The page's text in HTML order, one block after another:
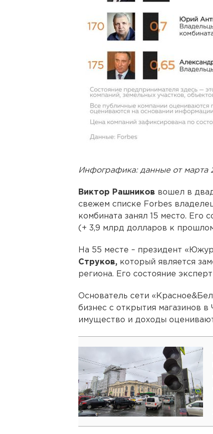
Инфографика: данные от марта
Виктор Рашников вошел в
свежем списке Forbes
комбината занял 15 место. Его
(+ 3,9 млрд долларов к
На 55 месте – президент
Струков, который является
региона. Его состояние
Основатель сети
бизнес с открытия магазинов в
имущество и доходы